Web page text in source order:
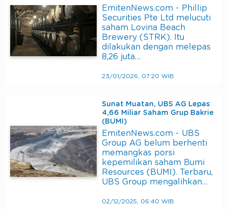
EmitenNews.com - Phillip
Securities Pte Ltd melucuti
saham Lovina Beach
Brewery (STRK). Itu
dilakukan dengan melepas
8,26 juta…
23/01/2026, 07:20 WIB
Sunat Muatan, UBS AG Lepas
4,66 Miliar Saham Grup Bakrie
(BUMI)
EmitenNews.com - UBS
Group AG belum berhenti
memangkas porsi
kepemilikan saham Bumi
Resources (BUMI). Terbaru,
UBS Group mengalihkan…
02/12/2025, 06:40 WIB